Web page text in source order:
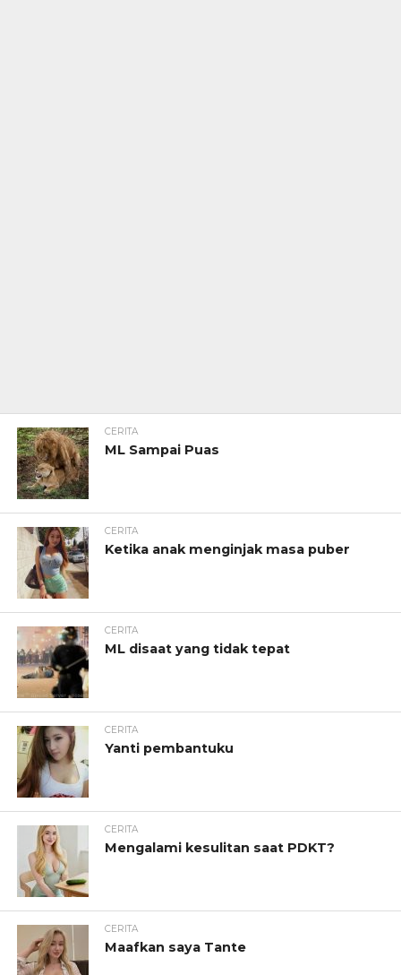
CERITA
ML Sampai Puas
CERITA
Ketika anak menginjak masa puber
CERITA
ML disaat yang tidak tepat
CERITA
Yanti pembantuku
CERITA
Mengalami kesulitan saat PDKT?
CERITA
Maafkan saya Tante